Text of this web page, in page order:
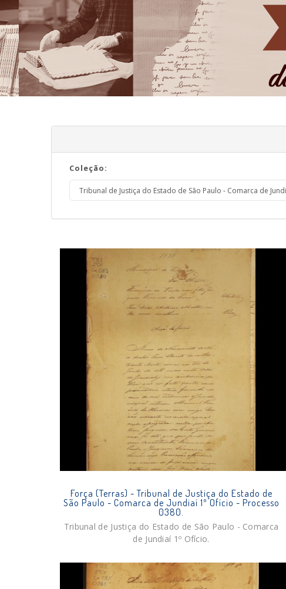
Coleção:
Força (Terras) - Tribunal de Justiça do Estado de
São Paulo - Comarca de Jundiaí 1º Ofício - Processo
0380.
Tribunal de Justiça do Estado de São Paulo - Comarca
de Jundiaí 1º Ofício.